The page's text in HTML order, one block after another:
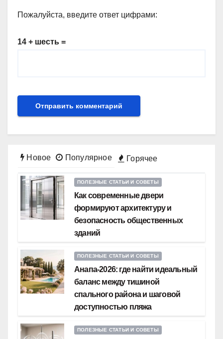
Пожалуйста, введите ответ цифрами:
14 + шесть =
Новое Популярное Горячее
ПОЛЕЗНЫЕ СТАТЬИ И СОВЕТЫ
Как современные двери
формируют архитектуру и
безопасность общественных
зданий
ПОЛЕЗНЫЕ СТАТЬИ И СОВЕТЫ
Анапа-2026: где найти идеальный
баланс между тишиной
спального района и шаговой
доступностью пляжа
ПОЛЕЗНЫЕ СТАТЬИ И СОВЕТЫ